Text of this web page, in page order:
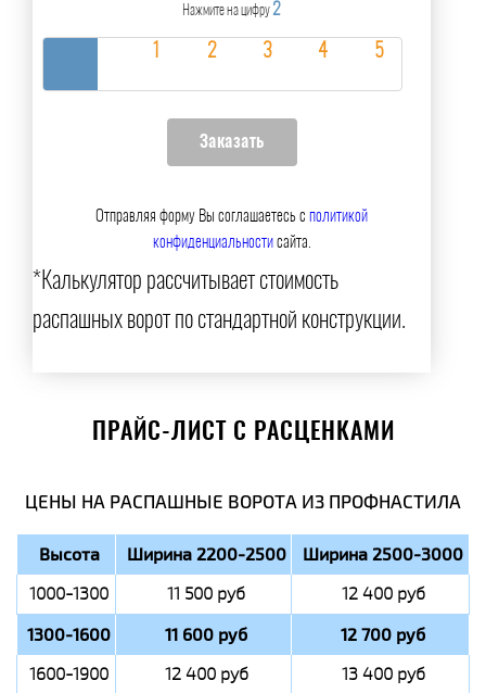
Нажмите на цифру 2
Отправляя форму Вы соглашаетесь сполитикой
конфиденциальностисайта.
*Калькулятор рассчитывает стоимость
распашных ворот по стандартной конструкции.
ПРАЙС-ЛИСТ С РАСЦЕНКАМИ
ЦЕНЫ НА РАСПАШНЫЕ ВОРОТА ИЗ ПРОФНАСТИЛА
Высота Ширина 2200-2500 Ширина 2500-3000
1000-1300 11 500 руб 12 400 руб
1300-1600 11 600 руб 12 700 руб
1600-1900 12 400 руб 13 400 руб